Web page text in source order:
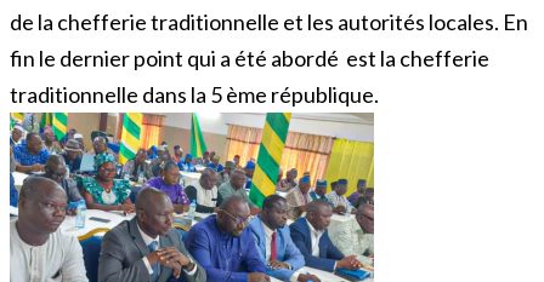
de la chefferie traditionnelle et les autorités locales. En
fin le dernier point qui a été abordé est la chefferie
traditionnelle dans la 5 ème république.